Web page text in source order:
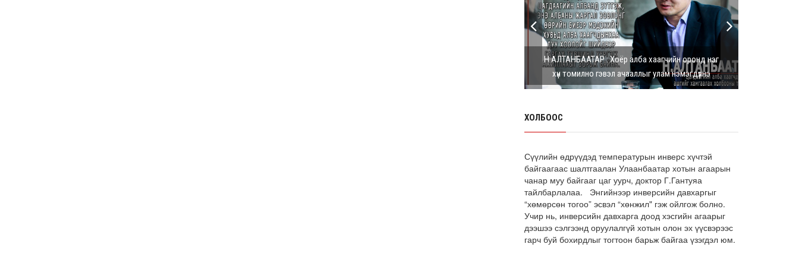
Г.Дамдинням: Шатахууны үнэ дээр
тохиролцох боломжгүй. Одоогоор
олдож байгаа газра...
8 сарын 05, 2026
Э.Батшугар: Монгол Улс нэг эх
үүсвэрээс буюу өндөр чанартай
эмийг, хямд үнээр худ...
оны төсвийн төсөлтэй хамт 2026
АИ-92 автобензин 11 хоног, дизель
түлш 18 хоногийн НӨӨЦТЭЙ БАЙНА
8 сарын 05, 2026
Тэгш, сондгойгоор зааглан
шатахуун олгосноор өдрийн
Н.АЛТАНБААТАР : Хоёр алба хаагчийн оронд нэг
хүн томилно гэвэл ачааллыг улам нэмэгдүүлнэ
ХОЛБООС
Сүүлийн өдрүүдэд температурын инверс хүчтэй
байгаагаас шалтгаалан Улаанбаатар хотын агаарын
чанар муу байгааг цаг уурч, доктор Г.Гантуяа
тайлбарлалаа. Энгийнээр инверсийн давхаргыг
“хөмөрсөн тогоо” эсвэл “хөнжил" гэж ойлгож болно.
Учир нь, инверсийн давхарга доод хэсгийн агаарыг
дээшээ сэлгээнд оруулалгүй хотын олон эх үүсвэрээс
гарч буй бохирдлыг тогтоон барьж байгаа үзэгдэл юм.